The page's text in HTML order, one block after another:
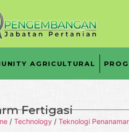
AGRICULTURAL
Fertigasi
/ Technology / Teknologi